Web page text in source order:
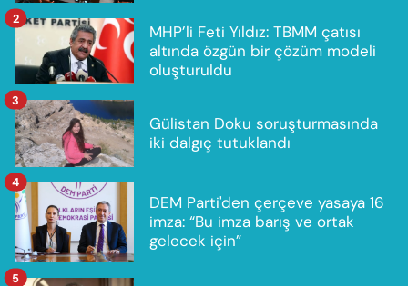
MHP’li Feti Yıldız: TBMM çatısı
altında özgün bir çözüm modeli
oluşturuldu
2
Gülistan Doku soruşturmasında
iki dalgıç tutuklandı
3
DEM Parti'den çerçeve yasaya 16
imza: “Bu imza barış ve ortak
gelecek için”
4
5